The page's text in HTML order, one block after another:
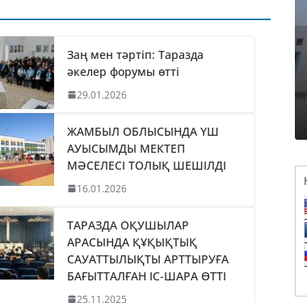
Заң мен тәртіп: Таразда
әкелер форумы өтті
29.01.2026
ЖАМБЫЛ ОБЛЫСЫНДА ҮШ
АУЫСЫМДЫ МЕКТЕП
МӘСЕЛЕСІ ТОЛЫҚ ШЕШІЛДІ
16.01.2026
ТАРАЗДА ОҚУШЫЛАР
АРАСЫНДА ҚҰҚЫҚТЫҚ
САУАТТЫЛЫҚТЫ АРТТЫРУҒА
БАҒЫТТАЛҒАН ІС-ШАРА ӨТТІ
25.11.2025
ХОЛДИНГІНІҢ
БАСШЫСЫН
ҚАБЫЛДАДЫ